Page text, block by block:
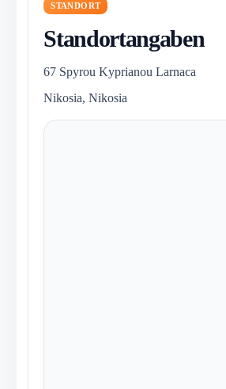
STANDORT
Standortangaben
67 Spyrou Kyprianou Larnaca
Nikosia, Nikosia